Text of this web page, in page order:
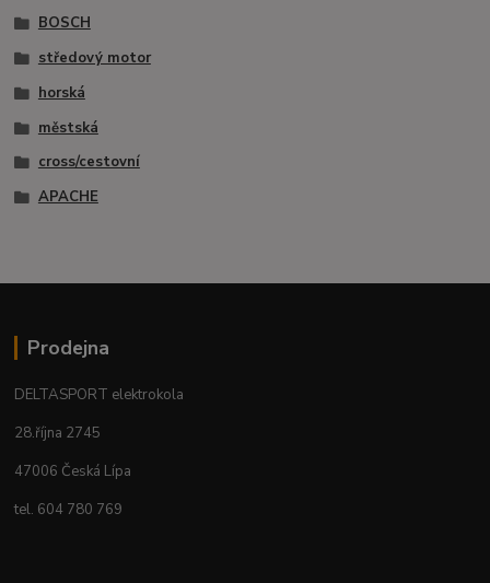
BOSCH
středový motor
horská
městská
cross/cestovní
APACHE
Prodejna
DELTASPORT elektrokola
28.října 2745
47006 Česká Lípa
tel. 604 780 769